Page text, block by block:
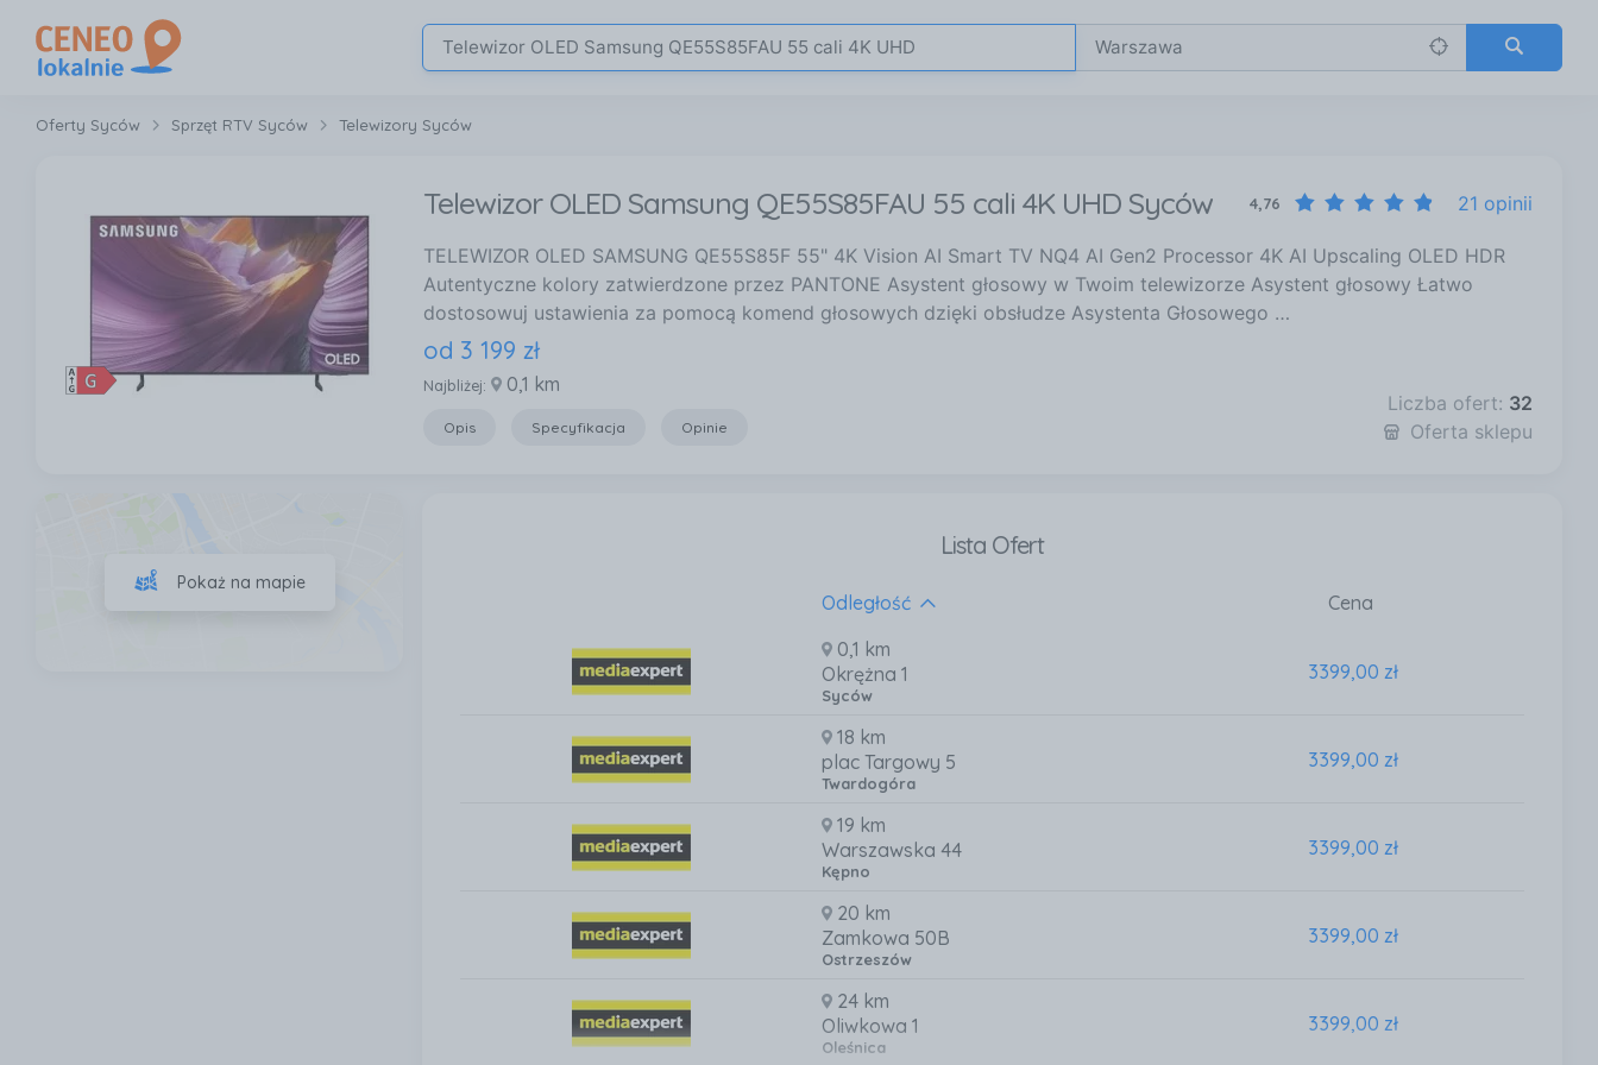
Oferty Syców Sprzęt RTV Syców Telewizory Syców
Telewizor OLED Samsung QE55S85FAU 55 cali 4K UHD Syców 4,76 21 opinii
TELEWIZOR OLED SAMSUNG QE55S85F 55" 4K Vision AI Smart TV NQ4 AI Gen2 Processor 4K AI Upscaling OLED HDR
Autentyczne kolory zatwierdzone przez PANTONE Asystent głosowy w Twoim telewizorze Asystent głosowy Łatwo
dostosowuj ustawienia za pomocą komend głosowych dzięki obsłudze Asystenta Głosowego …
od 3 199 zł
Najbliżej: 0,1 km
Opis Specyfikacja Opinie
Liczba ofert: 32
Oferta sklepu
Lista Ofert
Odległość
Cena
0,1 km
Okrężna 1
Syców
3399,00 zł
18 km
plac Targowy 5
Twardogóra
3399,00 zł
19 km
Warszawska 44
Kępno
3399,00 zł
20 km
Zamkowa 50B
Ostrzeszów
3399,00 zł
24 km
Oliwkowa 1
Oleśnica
3399,00 zł
Pokaż na mapie